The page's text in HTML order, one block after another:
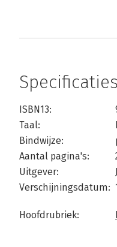
Specificaties
ISBN13:
Taal:
Bindwijze:
Aantal pagina's:
Uitgever:
Verschijningsdatum:
Hoofdrubriek: